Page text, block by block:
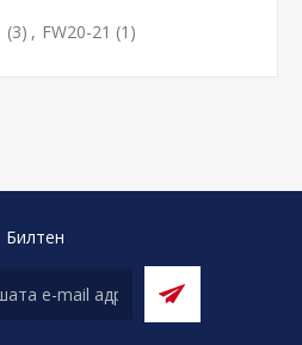
(3) , FW20-21 (1)
Билтен